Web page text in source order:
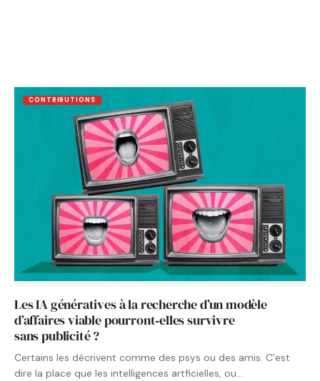
CONTRIBUTIONS
Les IA génératives à la recherche d’un modèle
d’affaires viable pourront‑elles survivre
sans publicité ?
Certains les décrivent comme des psys ou des amis. C’est
dire la place que les intelligences artficielles, ou…